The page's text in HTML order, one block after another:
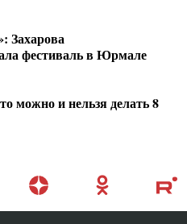
Захарова
фестиваль в Юрмале
можно и нельзя делать 8